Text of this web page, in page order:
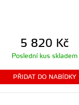
5 820 Kč
Poslední kus skladem
PŘIDAT DO NABÍDKY